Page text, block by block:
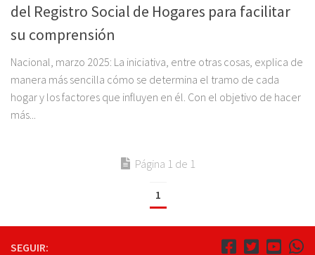
del Registro Social de Hogares para facilitar
su comprensión
Nacional, marzo 2025: La iniciativa, entre otras cosas, explica de
manera más sencilla cómo se determina el tramo de cada
hogar y los factores que influyen en él. Con el objetivo de hacer
más...
Página 1 de 1
1
SEGUIR: